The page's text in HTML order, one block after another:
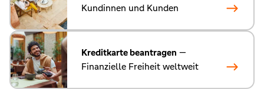
Kundinnen und Kunden
Kreditkarte beantragen —
Finanzielle Freiheit weltweit